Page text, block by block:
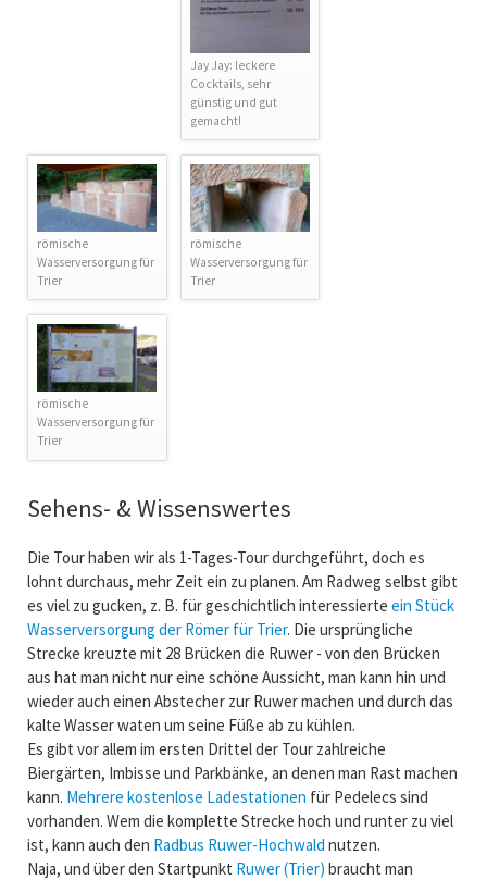
Jay Jay: leckere
Cocktails, sehr
günstig und gut
gemacht!
römische
Wasserversorgung für
Trier
römische
Wasserversorgung für
Trier
römische
Wasserversorgung für
Trier
Sehens- & Wissenswertes
Die Tour haben wir als 1-Tages-Tour durchgeführt, doch es
lohnt durchaus, mehr Zeit ein zu planen. Am Radweg selbst gibt
es viel zu gucken, z. B. für geschichtlich interessierte ein Stück
Wasserversorgung der Römer für Trier. Die ursprüngliche
Strecke kreuzte mit 28 Brücken die Ruwer - von den Brücken
aus hat man nicht nur eine schöne Aussicht, man kann hin und
wieder auch einen Abstecher zur Ruwer machen und durch das
kalte Wasser waten um seine Füße ab zu kühlen.
Es gibt vor allem im ersten Drittel der Tour zahlreiche
Biergärten, Imbisse und Parkbänke, an denen man Rast machen
kann. Mehrere kostenlose Ladestationen für Pedelecs sind
vorhanden. Wem die komplette Strecke hoch und runter zu viel
ist, kann auch den Radbus Ruwer-Hochwald nutzen.
Naja, und über den Startpunkt Ruwer (Trier) braucht man